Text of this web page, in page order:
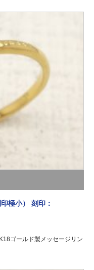
極小） 刻印：
ゴールド製メッセージリン